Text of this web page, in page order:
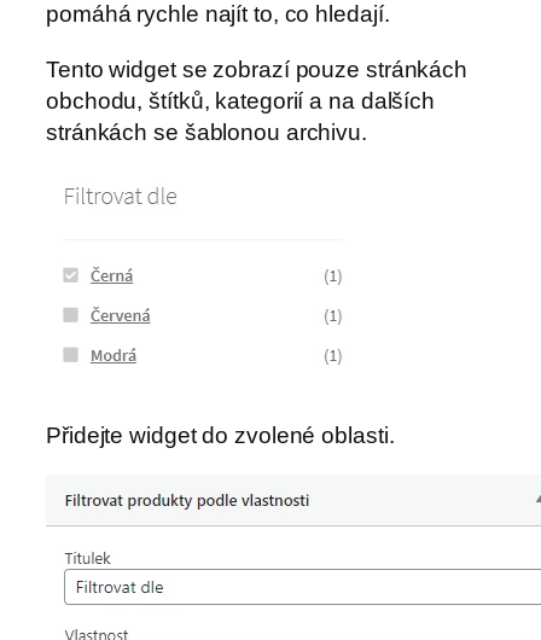
pomáhá rychle najít to, co hledají.
Tento widget se zobrazí pouze stránkách
obchodu, štítků, kategorií a na dalších
stránkách se šablonou archivu.
Přidejte widget do zvolené oblasti.